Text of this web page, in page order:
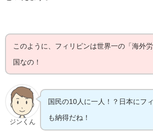
このように、フィリピンは世界一の「海外
国なの！
ジンくん
国民の10人に一人！？日本にフ
も納得だね！